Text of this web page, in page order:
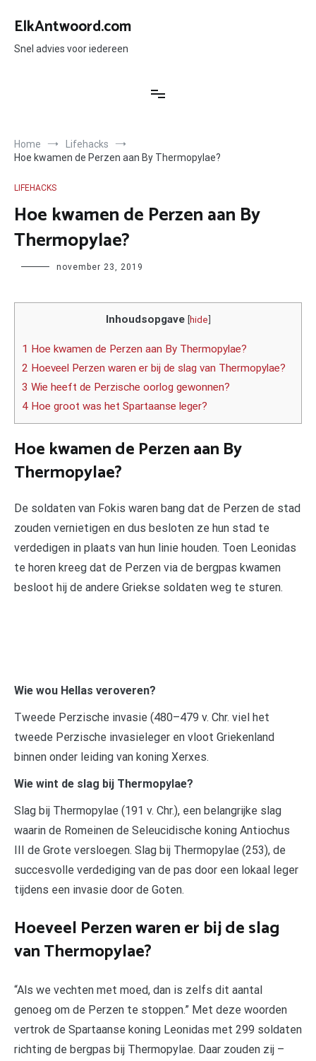
naar
inhoud
ElkAntwoord.com
Snel advies voor iedereen
Home
Lifehacks
Hoe kwamen de Perzen aan By Thermopylae?
LIFEHACKS
Hoe kwamen de Perzen aan By
Thermopylae?
Author november 23, 2019
Inhoudsopgave [hide]
1 Hoe kwamen de Perzen aan By Thermopylae?
2 Hoeveel Perzen waren er bij de slag van Thermopylae?
3 Wie heeft de Perzische oorlog gewonnen?
4 Hoe groot was het Spartaanse leger?
Hoe kwamen de Perzen aan By
Thermopylae?
De soldaten van Fokis waren bang dat de Perzen de stad
zouden vernietigen en dus besloten ze hun stad te
verdedigen in plaats van hun linie houden. Toen Leonidas
te horen kreeg dat de Perzen via de bergpas kwamen
besloot hij de andere Griekse soldaten weg te sturen.
Wie wou Hellas veroveren?
Tweede Perzische invasie (480–479 v. Chr. viel het
tweede Perzische invasieleger en vloot Griekenland
binnen onder leiding van koning Xerxes.
Wie wint de slag bij Thermopylae?
Slag bij Thermopylae (191 v. Chr.), een belangrijke slag
waarin de Romeinen de Seleucidische koning Antiochus
III de Grote versloegen. Slag bij Thermopylae (253), de
succesvolle verdediging van de pas door een lokaal leger
tijdens een invasie door de Goten.
Hoeveel Perzen waren er bij de slag
van Thermopylae?
“Als we vechten met moed, dan is zelfs dit aantal
genoeg om de Perzen te stoppen.” Met deze woorden
vertrok de Spartaanse koning Leonidas met 299 soldaten
richting de bergpas bij Thermopylae. Daar zouden zij –